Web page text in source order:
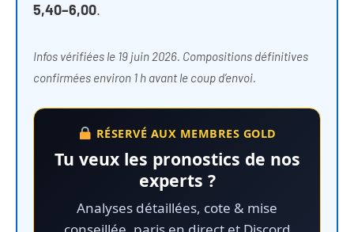
5,40–6,00.
Infos vérifiées le 19 juin 2026. Compositions définitives
confirmées environ 1 h avant le coup d’envoi.
RÉSERVÉ AUX MEMBRES GOLD
Tu veux les pronostics de nos
experts ?
Analyses détaillées, cote & mise